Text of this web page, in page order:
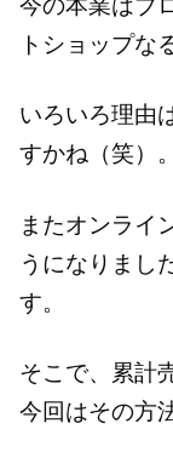
今の本業はブ
トショップな
いろいろ理由
すかね（笑）。
またオンライ
うになりまし
す。
そこで、累計
今回はその方